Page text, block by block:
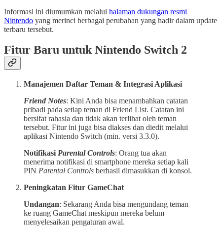
Informasi ini diumumkan melalui halaman dukungan resmi
Nintendo yang merinci berbagai perubahan yang hadir dalam update
terbaru tersebut.
Fitur Baru untuk Nintendo Switch 2
Manajemen Daftar Teman & Integrasi Aplikasi
Friend Notes: Kini Anda bisa menambahkan catatan
pribadi pada setiap teman di Friend List. Catatan ini
bersifat rahasia dan tidak akan terlihat oleh teman
tersebut. Fitur ini juga bisa diakses dan diedit melalui
aplikasi Nintendo Switch (min. versi 3.3.0).
Notifikasi Parental Controls: Orang tua akan
menerima notifikasi di smartphone mereka setiap kali
PIN Parental Controls berhasil dimasukkan di konsol.
Peningkatan Fitur GameChat
Undangan: Sekarang Anda bisa mengundang teman
ke ruang GameChat meskipun mereka belum
menyelesaikan pengaturan awal.